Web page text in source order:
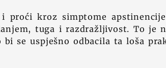
proći kroz simptome
tuga i razdražljivost. To je
se uspješno odbacila ta loša